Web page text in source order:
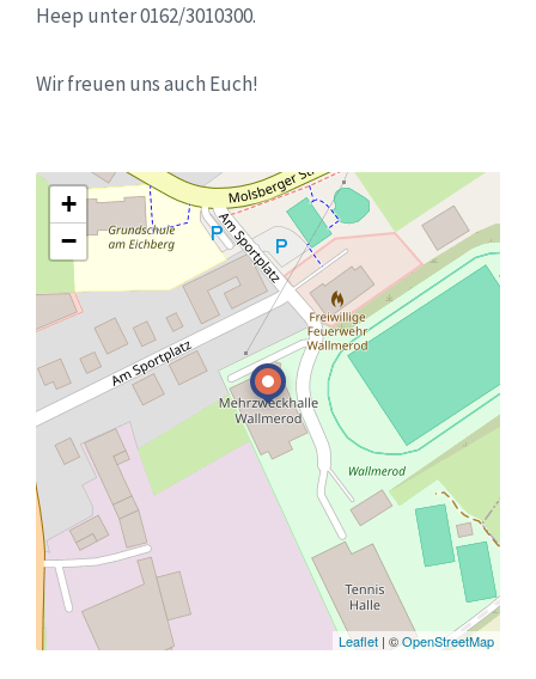
Heep unter 0162/3010300.
Wir freuen uns auch Euch!
+
−
Leaflet | ©OpenStreetMap